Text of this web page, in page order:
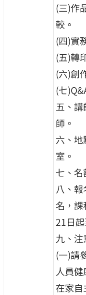
(三)作
較。
(四)實
(五)轉
(六)創
(七
五、
師。
六、
室。
七、名
八、
名，
21日
九、注
(一)請
人員
在家自